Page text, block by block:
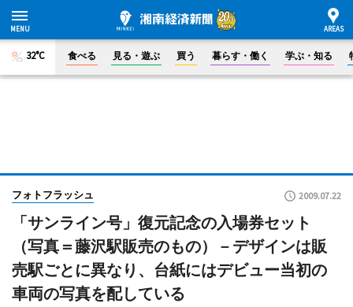
32°C 食べる 見る・遊ぶ 買う 暮らす・働く 学ぶ・知る
フォトフラッシュ 2009.07.22
「サンライン号」復元記念の入場券セット
（写真＝藤沢駅販売のもの）－デザインは販
売駅ごとに異なり、台紙にはデビュー当初の
車両の写真を配している